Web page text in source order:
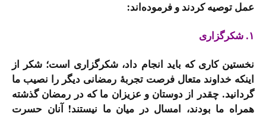
عمل توصیه کردند و فرموده‌اند:
۱. شکرگزاری
نخستین کاری که باید انجام داد، شکرگزاری است؛ شکر از
اینکه خداوند متعال فرصت تجربۀ رمضانی دیگر را نصیب ما
گردانید. چقدر از دوستان و عزیزان ما که در رمضان گذشته
همراه ما بودند، امسال در میان ما نیستند! آنان حسرت